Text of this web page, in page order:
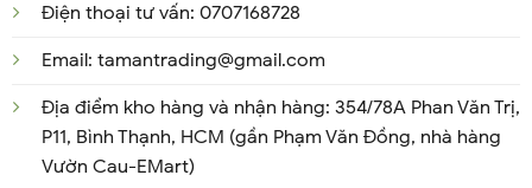
Điện thoại tư vấn: 0707168728
Email: tamantrading@gmail.com
Địa điểm kho hàng và nhận hàng: 354/78A Phan Văn Trị,
P11, Bình Thạnh, HCM (gần Phạm Văn Đồng, nhà hàng
Vườn Cau-EMart)